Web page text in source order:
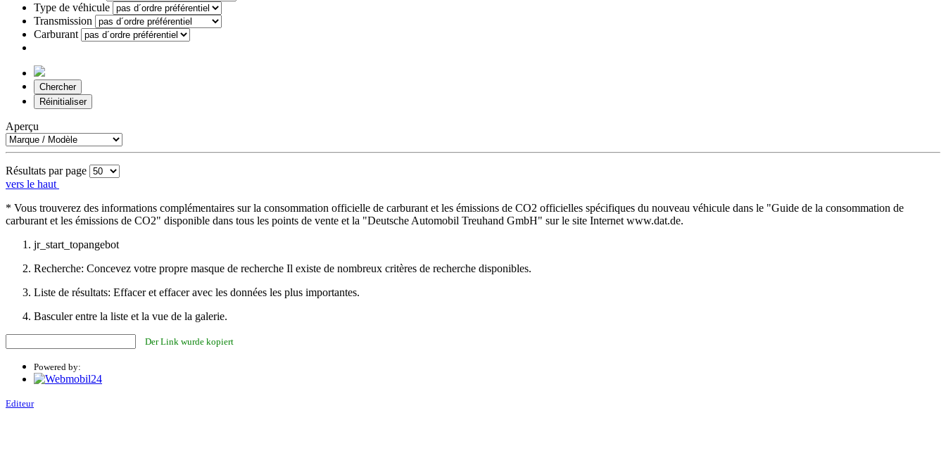
Type de véhicule
Transmission
Carburant
Chercher
Réinitialiser
Aperçu
Résultats par page
vers le haut
* Vous trouverez des informations complémentaires sur la consommation officielle de carburant et les émissions de CO2 officielles spécifiques du nouveau véhicule dans le "Guide de la consommation de
carburant et les émissions de CO2" disponible dans tous les points de vente et la "Deutsche Automobil Treuhand GmbH" sur le site Internet www.dat.de.
jr_start_topangebot
Recherche: Concevez votre propre masque de recherche Il existe de nombreux critères de recherche disponibles.
Liste de résultats: Effacer et effacer avec les données les plus importantes.
Basculer entre la liste et la vue de la galerie.
Der Link wurde kopiert
Powered by:
Editeur